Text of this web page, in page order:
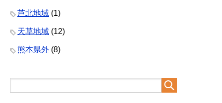
芦北地域 (1)
天草地域 (12)
熊本県外 (8)